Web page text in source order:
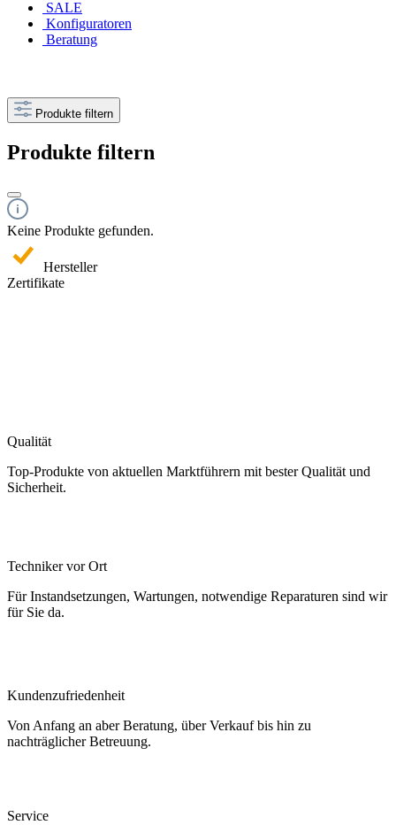
SALE
Konfiguratoren
Beratung
Produkte filtern
Produkte filtern
Keine Produkte gefunden.
Hersteller
Zertifikate
Qualität
Top-Produkte von aktuellen Marktführern mit bester Qualität und
Sicherheit.
Techniker vor Ort
Für Instandsetzungen, Wartungen, notwendige Reparaturen sind wir
für Sie da.
Kundenzufriedenheit
Von Anfang an aber Beratung, über Verkauf bis hin zu
nachträglicher Betreuung.
Service